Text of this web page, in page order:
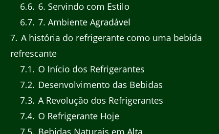
6.6 6. Servindo com Estilo
6.7 7. Ambiente Agradável
7 A história do refrigerante como uma bebida
refrescante
7.1
O Início dos Refrigerantes
7.2 Desenvolvimento das Bebidas
7.3 A Revolução dos Refrigerantes
7.4 O Refrigerante Hoje